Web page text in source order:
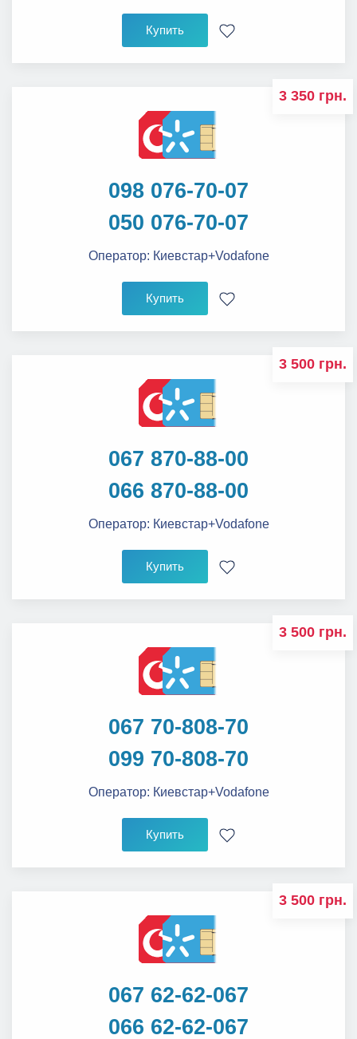
Купить
098 076-70-07
050 076-70-07
3 350 грн.
Оператор: Киевстар+Vodafone
Купить
067 870-88-00
066 870-88-00
3 500 грн.
Оператор: Киевстар+Vodafone
Купить
067 70-808-70
099 70-808-70
3 500 грн.
Оператор: Киевстар+Vodafone
Купить
067 62-62-067
066 62-62-067
3 500 грн.